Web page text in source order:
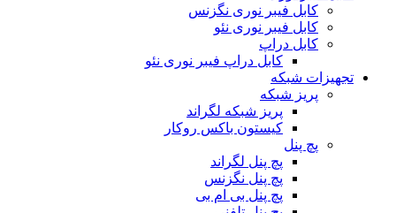
کابل فیبر نوری نگزنس
کابل فیبر نوری نئو
کابل دراپ
کابل دراپ فیبر نوری نئو
تجهیزات شبکه
پریز شبکه
پریز شبکه لگراند
کیستون باکس روکار
پچ پنل
پچ پنل لگراند
پچ پنل نگزنس
پچ پنل بی ام بی